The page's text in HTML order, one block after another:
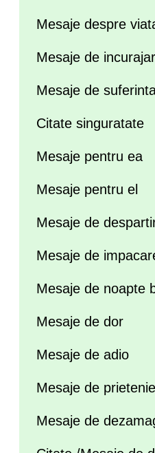
Mesaje despre
Mesaje de
Mesaje de
Citate singuratate
Mesaje pentru ea
Mesaje pentru el
Mesaje de
Mesaje de
Mesaje de noapte
Mesaje de dor
Mesaje de adio
Mesaje de prietenie
Mesaje de